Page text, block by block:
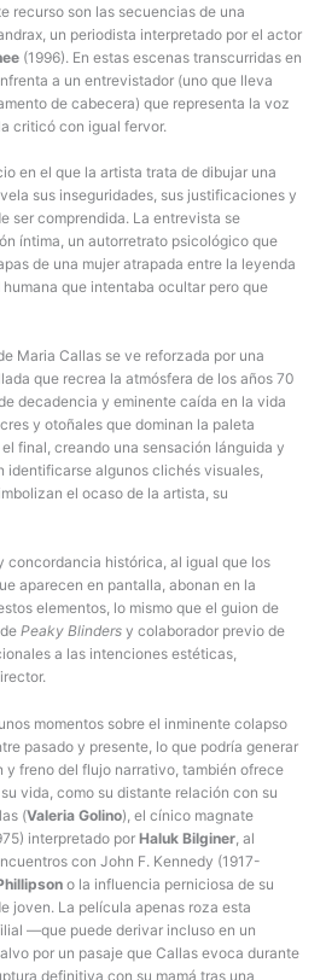
recurso son las secuencias de una
un periodista interpretado por el actor
(1996). En estas escenas transcurridas en
a un entrevistador (uno que lleva
de cabecera) que representa la voz
criticó con igual fervor.
en el que la artista trata de dibujar una
sus inseguridades, sus justificaciones y
ser comprendida. La entrevista se
íntima, un autorretrato psicológico que
de una mujer atrapada entre la leyenda
que intentaba ocultar pero que
Maria Callas se ve reforzada por una
que recrea la atmósfera de los años 70
decadencia y eminente caída en la vida
y otoñales que dominan la paleta
final, creando una sensación lánguida y
identificarse algunos clichés visuales,
el ocaso de la artista, su
concordancia histórica, al igual que los
aparecen en pantalla, abonan en la
elementos, lo mismo que el guion de
Peaky Blinders y colaborador previo de
a las intenciones estéticas,
momentos sobre el inminente colapso
pasado y presente, lo que podría generar
y freno del flujo narrativo, también ofrece
vida, como su distante relación con su
(Valeria Golino), el cínico magnate
interpretado por Haluk Bilginer , al
con John F. Kennedy (1917-
o la influencia perniciosa de su
joven. La película apenas roza esta
—que puede derivar incluso en un
por un pasaje que Callas evoca durante
definitiva con su mamá tras una